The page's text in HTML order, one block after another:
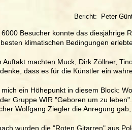
Bericht:  Peter
6000 Besucher konnte das diesjährige
klimatischen Bedingungen
Auftakt machten Muck, Dirk Zöllner,
dass es für die Künstler ein
mich ein Höhepunkt in diesem Block:
Gruppe WIR "Geboren um zu
Wolfgang Ziegler die Anregung
wurden die "Roten Gitarren" aus